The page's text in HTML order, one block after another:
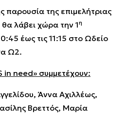
παρουσία της επιμελήτριας
λάβει χώρα την 1η
έως τις 11:15 στο Ωδείο
Ω2.
in need» συμμετέχουν:
Άννα Αχιλλέως,
Βρεττός, Μαρία